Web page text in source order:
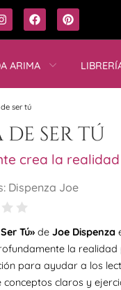
ARIMA
ser tú
de ser tú
crea la realidad
Dispenza Joe
Tú»de Joe Dispenza
la realidad
para ayudar a los
conceptos claros y